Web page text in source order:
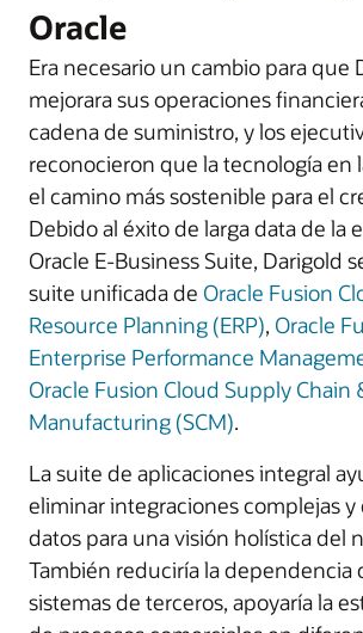
Oracle
Era necesario un cambio para que
mejorara sus operaciones
cadena de suministro, y los
reconocieron que la tecnología en
el camino más sostenible para el
Debido al éxito de larga data de la
Oracle E-Business Suite, Darigold
suite unificada de Oracle Fusion
Resource Planning (ERP), Oracle
Enterprise Performance
Oracle Fusion Cloud Supply Chain
Manufacturing (SCM).
La suite de aplicaciones integral
eliminar integraciones complejas y
datos para una visión holística del
También reduciría la dependencia
sistemas de terceros, apoyaría la